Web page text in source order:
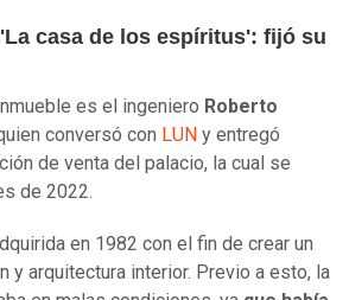
casa de los espíritus': fijó su
es el ingeniero Roberto
conversó con LUN y entregó
de venta del palacio, la cual se
de 2022.
en 1982 con el fin de crear un
y arquitectura interior. Previo a esto, la